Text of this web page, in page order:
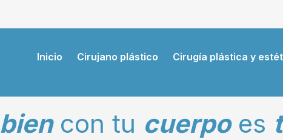
Inicio Cirujano plástico Cirugía plástica y
biencon tu cuerpoes